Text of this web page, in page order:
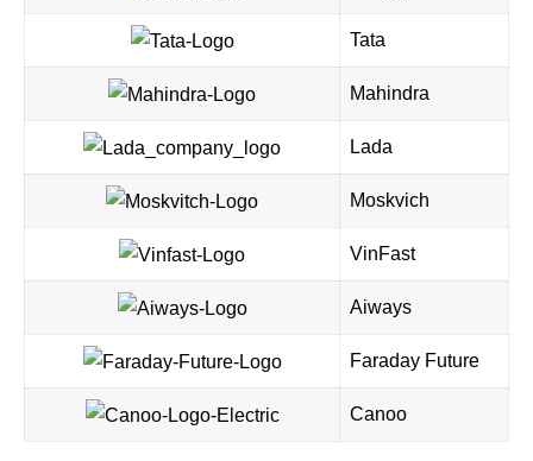
Tata
Mahindra
Lada
Moskvich
VinFast
Aiways
Faraday Future
Canoo